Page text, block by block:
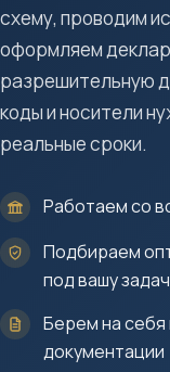
схему, проводим
оформляем
разрешительную
коды и носители
реальные сроки.
Работаем со
Подбираем
под вашу
Берем на себя
документации